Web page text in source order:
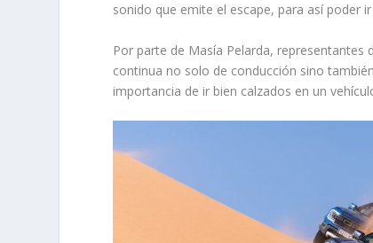
sonido que emite el escape, para así poder
Por parte de Masía Pelarda,
continua no solo de conducción sino
importancia de ir bien calzados en un